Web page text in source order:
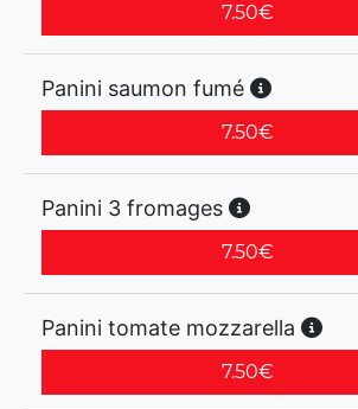
7.50€
Panini saumon fumé
7.50€
Panini 3 fromages
7.50€
Panini tomate mozzarella
7.50€